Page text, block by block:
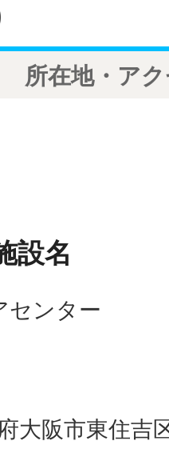
所在地・ア
設名
センター
大阪市東住吉